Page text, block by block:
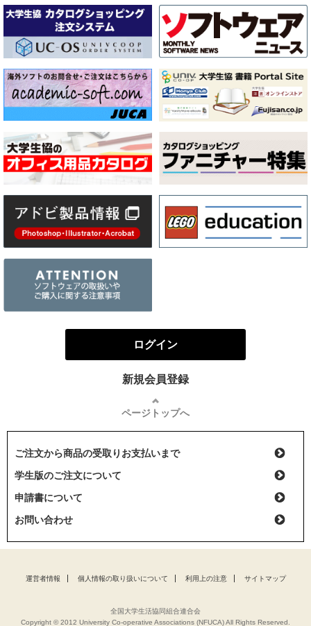
ログイン
新規会員登録
ページトップへ
ご注文から商品の受取りお支払いまで
学生版のご注文について
申請書について
お問い合わせ
運営者情報 個人情報の取り扱いについて 利用上の注意 サイトマップ
全国大学生活協同組合連合会
Copyright © 2012 University Co-operative Associations (NFUCA) All Rights Reserved.